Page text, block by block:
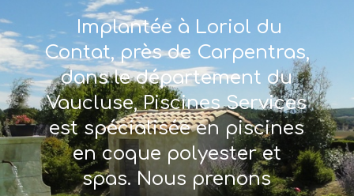
Implantée à Loriol du
Contat, près de Carpentras,
dans le département du
Vaucluse, Piscines Services
est spécialisée en piscines
en coque polyester et
spas. Nous prenons